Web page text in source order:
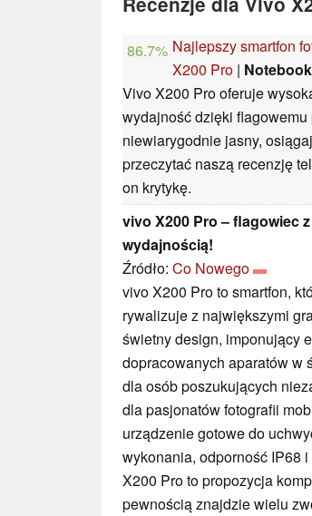
86.7% Najlepszy smartfon
X200 Pro |
Vivo X200 Pro oferuje
wydajność dzięki
niewiarygodnie jasny,
przeczytać naszą recenzję
on krytykę.
vivo X200 Pro – flagowiec
wydajnością!
Źródło: Co Nowego
vivo X200 Pro to smartfon,
rywalizuje z największymi
świetny design, imponujący
dopracowanych aparatów w
dla osób poszukujących
dla pasjonatów fotografii
urządzenie gotowe do
wykonania, odporność IP68
X200 Pro to propozycja
pewnością znajdzie wielu